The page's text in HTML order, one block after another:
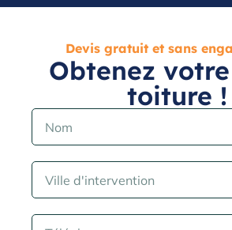
Devis gratuit et sans
Obtenez
toiture !